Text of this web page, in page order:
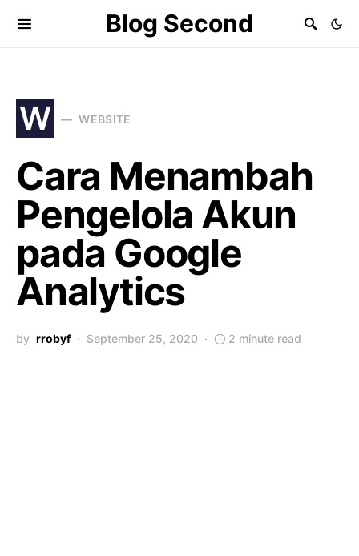
Blog Second
W WEBSITE
Cara Menambah
Pengelola Akun
pada Google
Analytics
by rrobyf September 25, 2020 2 minute read